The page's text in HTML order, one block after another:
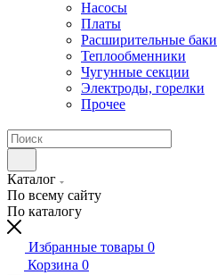
Насосы
Платы
Расширительные баки
Теплообменники
Чугунные секции
Электроды, горелки
Прочее
Каталог
По всему сайту
По каталогу
Избранные товары 0
Корзина 0